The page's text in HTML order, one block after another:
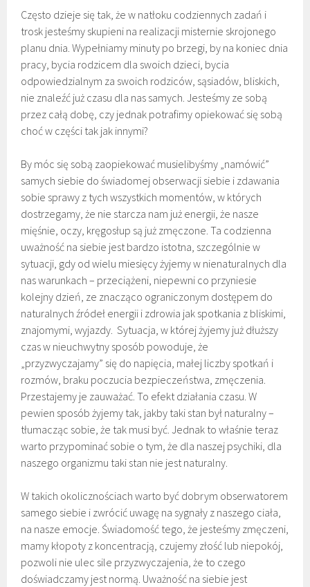
Często dzieje się tak, że w natłoku codziennych zadań i
trosk jesteśmy skupieni na realizacji misternie skrojonego
planu dnia. Wypełniamy minuty po brzegi, by na koniec dnia
pracy, bycia rodzicem dla swoich dzieci, bycia
odpowiedzialnym za swoich rodziców, sąsiadów, bliskich,
nie znaleźć już czasu dla nas samych. Jesteśmy ze sobą
przez całą dobę, czy jednak potrafimy opiekować się sobą
choć w części tak jak innymi?
By móc się sobą zaopiekować musielibyśmy „namówić”
samych siebie do świadomej obserwacji siebie i zdawania
sobie sprawy z tych wszystkich momentów, w których
dostrzegamy, że nie starcza nam już energii, że nasze
mięśnie, oczy, kręgosłup są już zmęczone. Ta codzienna
uważność na siebie jest bardzo istotna, szczególnie w
sytuacji, gdy od wielu miesięcy żyjemy w nienaturalnych dla
nas warunkach – przeciążeni, niepewni co przyniesie
kolejny dzień, ze znacząco ograniczonym dostępem do
naturalnych źródeł energii i zdrowia jak spotkania z bliskimi,
znajomymi, wyjazdy. Sytuacja, w której żyjemy już dłuższy
czas w nieuchwytny sposób powoduje, że
„przyzwyczajamy” się do napięcia, małej liczby spotkań i
rozmów, braku poczucia bezpieczeństwa, zmęczenia.
Przestajemy je zauważać. To efekt działania czasu. W
pewien sposób żyjemy tak, jakby taki stan był naturalny –
tłumacząc sobie, że tak musi być. Jednak to właśnie teraz
warto przypominać sobie o tym, że dla naszej psychiki, dla
naszego organizmu taki stan nie jest naturalny.
W takich okolicznościach warto być dobrym obserwatorem
samego siebie i zwrócić uwagę na sygnały z naszego ciała,
na nasze emocje. Świadomość tego, że jesteśmy zmęczeni,
mamy kłopoty z koncentracją, czujemy złość lub niepokój,
pozwoli nie ulec sile przyzwyczajenia, że to czego
doświadczamy jest normą. Uważność na siebie jest